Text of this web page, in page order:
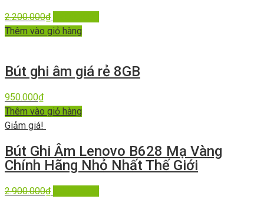
2.200.000₫
Thêm vào giỏ hàng
Bút ghi âm giá rẻ 8GB
950.000₫
Thêm vào giỏ hàng
Giảm giá!
Bút Ghi Âm Lenovo B628 Mạ Vàng
Chính Hãng Nhỏ Nhất Thế Giới
2.900.000₫